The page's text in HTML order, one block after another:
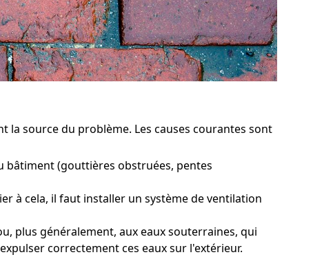
la source du problème. Les causes courantes sont
bâtiment (gouttières obstruées, pentes
à cela, il faut installer un système de ventilation
plus généralement, aux eaux souterraines, qui
correctement ces eaux sur l'extérieur.